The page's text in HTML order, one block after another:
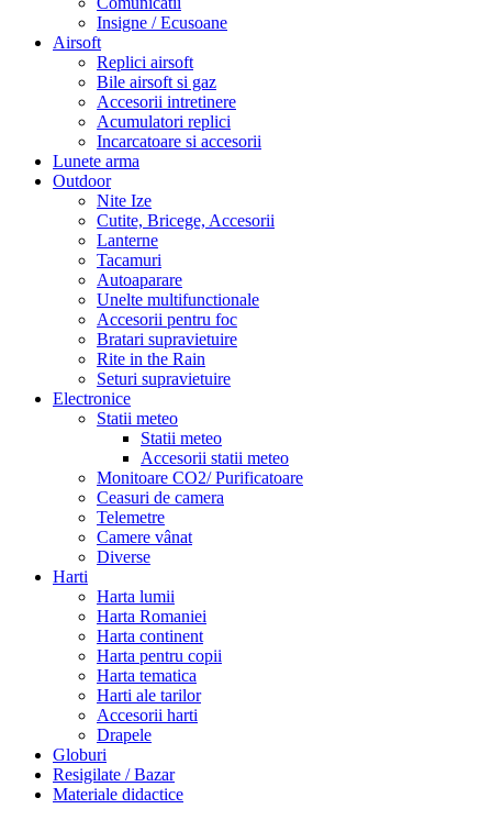
Insigne / Ecusoane
Airsoft
Replici airsoft
Bile airsoft si gaz
Accesorii intretinere
Acumulatori replici
Incarcatoare si accesorii
Lunete arma
Outdoor
Nite Ize
Cutite, Bricege, Accesorii
Lanterne
Tacamuri
Autoaparare
Unelte multifunctionale
Accesorii pentru foc
Bratari supravietuire
Rite in the Rain
Seturi supravietuire
Electronice
Statii meteo
Statii meteo
Accesorii statii meteo
Monitoare CO2/ Purificatoare
Ceasuri de camera
Telemetre
Camere vânat
Diverse
Harti
Harta lumii
Harta Romaniei
Harta continent
Harta pentru copii
Harta tematica
Harti ale tarilor
Accesorii harti
Drapele
Globuri
Resigilate / Bazar
Materiale didactice